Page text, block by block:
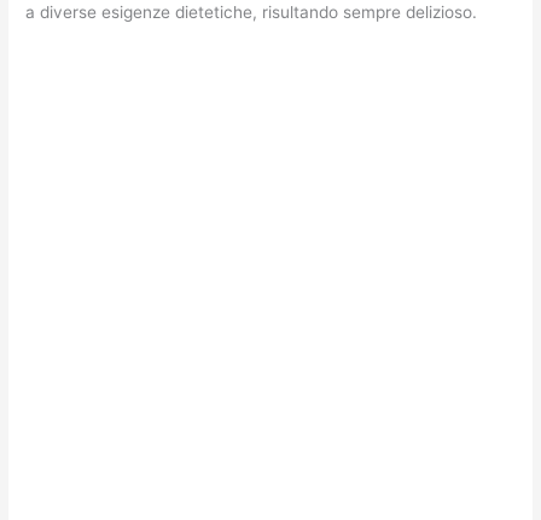
a diverse esigenze dietetiche, risultando sempre delizioso.